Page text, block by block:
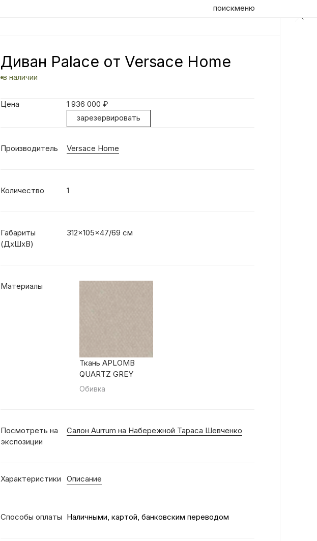
поискменю
Диван Palace от Versace Home
в наличии
Цена 1 936 000 ₽
зарезервировать
Производитель Versace Home
Количество 1
Габариты
(ДхШхВ)
312x105x47/69 см
Материалы
Ткань APLOMB
QUARTZ GREY
Обивка
Посмотреть на
экспозиции
Салон Aurrum на Набережной Тараса Шевченко
Характеристики Описание
Способы оплаты Наличными, картой, банковским переводом